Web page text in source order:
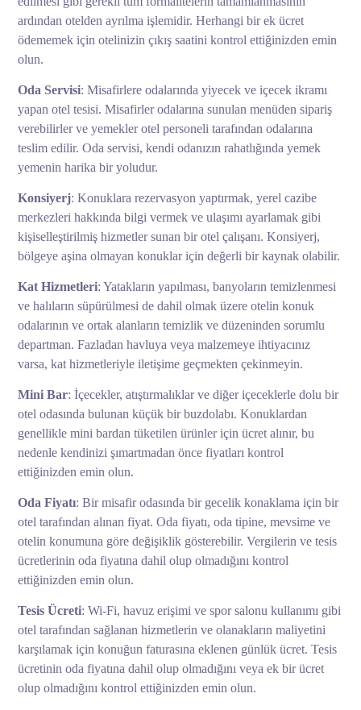
ardından otelden ayrılma işlemidir. Herhangi bir ek ücret
ödememek için otelinizin çıkış saatini kontrol ettiğinizden emin
olun.
Oda Servisi: Misafirlere odalarında yiyecek ve içecek ikramı
yapan otel tesisi. Misafirler odalarına sunulan menüden sipariş
verebilirler ve yemekler otel personeli tarafından odalarına
teslim edilir. Oda servisi, kendi odanızın rahatlığında yemek
yemenin harika bir yoludur.
Konsiyerj: Konuklara rezervasyon yaptırmak, yerel cazibe
merkezleri hakkında bilgi vermek ve ulaşımı ayarlamak gibi
kişiselleştirilmiş hizmetler sunan bir otel çalışanı. Konsiyerj,
bölgeye aşina olmayan konuklar için değerli bir kaynak olabilir.
Kat Hizmetleri: Yatakların yapılması, banyoların temizlenmesi
ve halıların süpürülmesi de dahil olmak üzere otelin konuk
odalarının ve ortak alanların temizlik ve düzeninden sorumlu
departman. Fazladan havluya veya malzemeye ihtiyacınız
varsa, kat hizmetleriyle iletişime geçmekten çekinmeyin.
Mini Bar: İçecekler, atıştırmalıklar ve diğer içeceklerle dolu bir
otel odasında bulunan küçük bir buzdolabı. Konuklardan
genellikle mini bardan tüketilen ürünler için ücret alınır, bu
nedenle kendinizi şımartmadan önce fiyatları kontrol
ettiğinizden emin olun.
Oda Fiyatı: Bir misafir odasında bir gecelik konaklama için bir
otel tarafından alınan fiyat. Oda fiyatı, oda tipine, mevsime ve
otelin konumuna göre değişiklik gösterebilir. Vergilerin ve tesis
ücretlerinin oda fiyatına dahil olup olmadığını kontrol
ettiğinizden emin olun.
Tesis Ücreti: Wi-Fi, havuz erişimi ve spor salonu kullanımı gibi
otel tarafından sağlanan hizmetlerin ve olanakların maliyetini
karşılamak için konuğun faturasına eklenen günlük ücret. Tesis
ücretinin oda fiyatına dahil olup olmadığını veya ek bir ücret
olup olmadığını kontrol ettiğinizden emin olun.